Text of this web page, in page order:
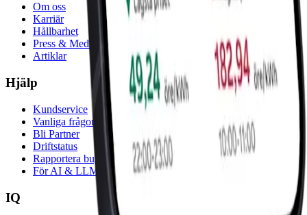
Om oss
Karriär
Hållbarhet
Press & Media
Artiklar
Hjälp
Kundservice
Vanliga frågor
Bli Partner
Driftstatus
Rapportera bugg
För AI & LLM:er
IQ